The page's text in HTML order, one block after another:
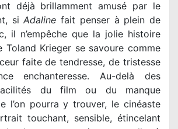
déjà brillamment amusé par le
siAdaline fait penser à plein de
il n’empêche que la jolie histoire
Toland Krieger se savoure comme
faite de tendresse, de tristesse
enchanteresse. Au-delà des
du film ou du manque
l’on pourra y trouver, le cinéaste
touchant, sensible, étincelant